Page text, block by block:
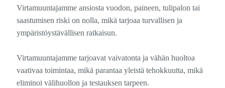
Virtamuuntajamme ansiosta vuodon, paineen, tulipalon tai
saastumisen riski on nolla, mikä tarjoaa turvallisen ja
ympäristöystävällisen ratkaisun.
Virtamuuntajamme tarjoavat vaivatonta ja vähän huoltoa
vaativaa toimintaa, mikä parantaa yleistä tehokkuutta, mikä
eliminoi välihuollon ja testauksen tarpeen.